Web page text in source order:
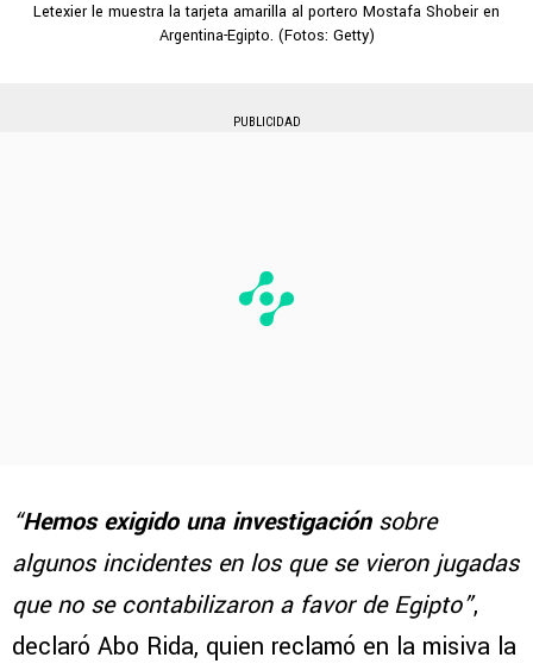
Letexier le muestra la tarjeta amarilla al portero Mostafa Shobeir en
Argentina-Egipto. (Fotos: Getty)
PUBLICIDAD
“Hemos exigido una investigaciónsobre
algunos incidentes en los que se vieron jugadas
que no se contabilizaron a favor de Egipto”,
declaró Abo Rida, quien reclamó en la misiva la